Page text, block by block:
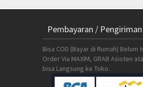
Pembayaran / Pengiriman
Bisa COD (Bayar di Rumah)
Order Via MAXIM, GRAB Asisten
bisa Langsung ke Toko.